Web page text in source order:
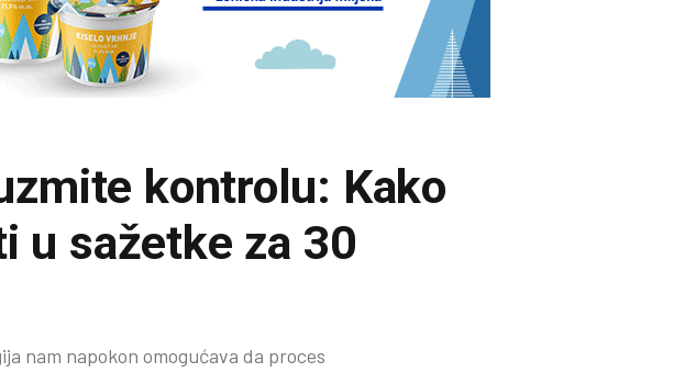
kontrolu: Kako
u sažetke za 30
nam napokon omogućava da proces